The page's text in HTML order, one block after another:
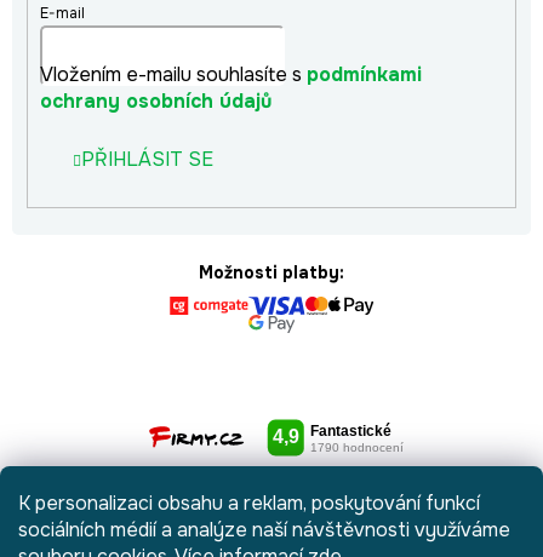
K personalizaci obsahu a reklam, poskytování funkcí
sociálních médií a analýze naší návštěvnosti využíváme
E-mail
Vložením e-mailu souhlasíte s podmínkami
ochrany osobních údajů
PŘIHLÁSIT SE
Možnosti platby: